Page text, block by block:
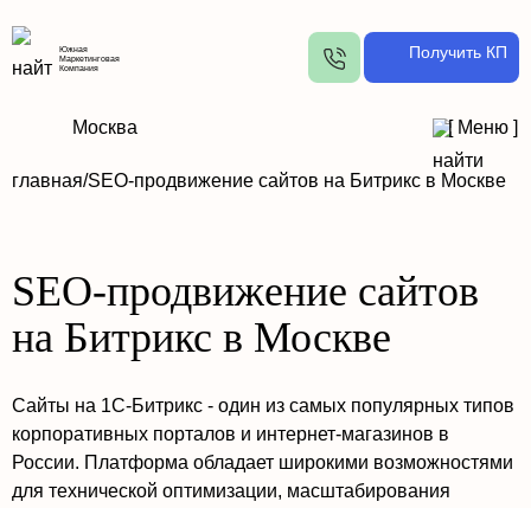
Южная
Маркетинговая
Компания
Получить КП
Москва [ Меню ]
главная/SEO-продвижение сайтов на Битрикс в Москве
SEO-продвижение сайтов
на Битрикс в Москве
Сайты на 1С-Битрикс - один из самых популярных типов
корпоративных порталов и интернет-магазинов в
России. Платформа обладает широкими возможностями
для технической оптимизации, масштабирования